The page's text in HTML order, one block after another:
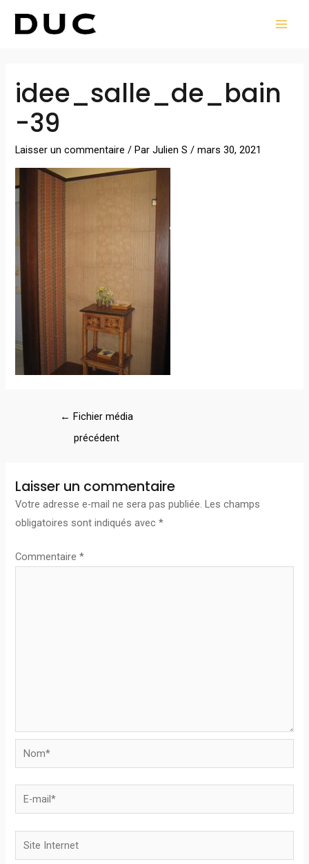
idee_salle_de_bain
-39
Laisser un commentaire / ParJulien S/mars 30, 2021
des
← Fichier média
précédent
Laisser un commentaire
Votre adresse e-mail ne sera pas publiée. Les champs
obligatoires sont indiqués avec*
Commentaire*
Nom*
E-
mail*
Site
Internet